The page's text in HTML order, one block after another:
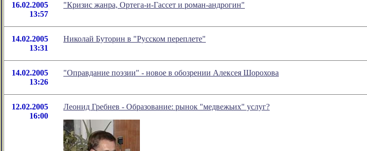
16.02.2005
13:57
"Кризис жанра, Ортега-и-Гассет и роман-андрогин"
14.02.2005
13:31
Николай Буторин в "Русском переплете"
14.02.2005
13:26
"Оправдание поэзии" - новое в обозрении Алексея Шорохова
12.02.2005
16:00
Леонид Гребнев - Образование: рынок "медвежьих" услуг?